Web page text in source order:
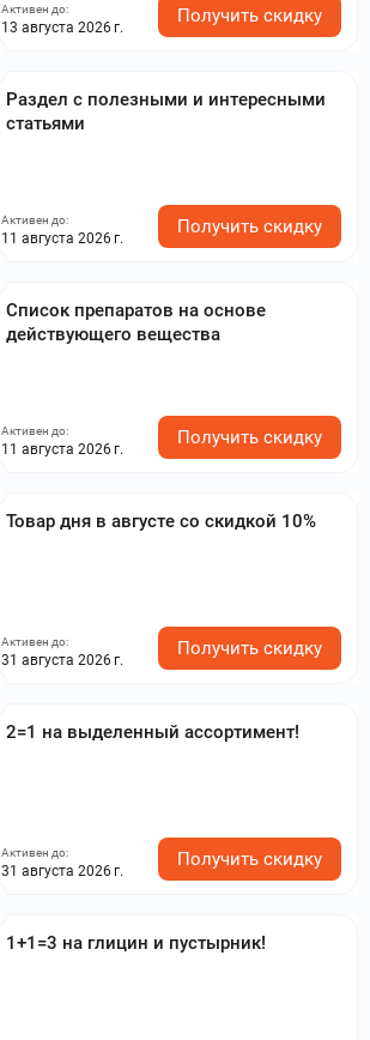
Активен до:
13 августа 2026 г.
Получить скидку
Раздел с полезными и интересными
статьями
Активен до:
11 августа 2026 г.
Получить скидку
Список препаратов на основе
действующего вещества
Активен до:
11 августа 2026 г.
Получить скидку
Товар дня в августе со скидкой 10%
Активен до:
31 августа 2026 г.
Получить скидку
2=1 на выделенный ассортимент!
Активен до:
31 августа 2026 г.
Получить скидку
1+1=3 на глицин и пустырник!